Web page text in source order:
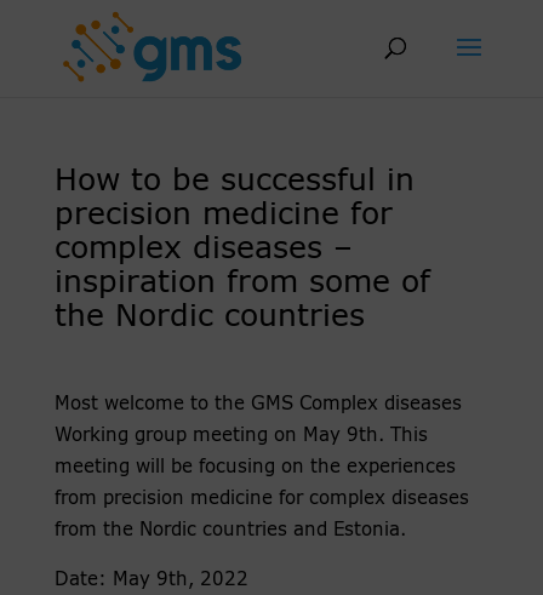
How to be successful in
precision medicine for
complex diseases –
inspiration from some of
the Nordic countries
Most welcome to the GMS Complex diseases
Working group meeting on May 9th. This
meeting will be focusing on the experiences
from precision medicine for complex diseases
from the Nordic countries and Estonia.
Date: May 9th, 2022